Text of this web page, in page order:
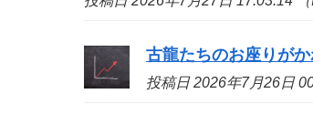
古龍たちのお座りが
投稿日 2026年7月26日